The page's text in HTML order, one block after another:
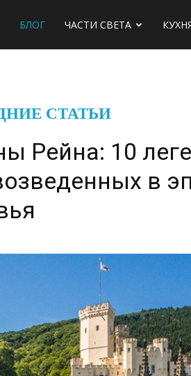
Сайт
путешествиях
БЛОГ ЧАСТИ СВЕТА
СТАТЬИ
Рейна: 10
в